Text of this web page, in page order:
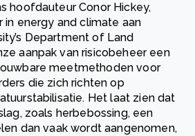
hoofdauteur Conor Hickey,
in energy and climate aan
Department of Land
aanpak van risicobeheer een
meetmethoden voor
die zich richten op
Het laat zien dat
zoals herbebossing, een
dan vaak wordt aangenomen,